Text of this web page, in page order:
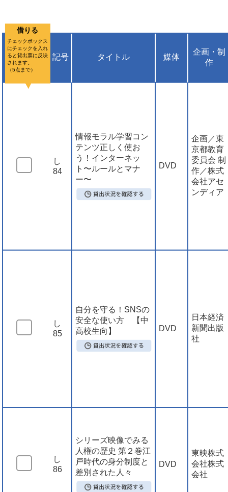
借りる
チェックボックス
にチェックを入れ
ると貸出票に反映
されます。
（5点まで）
記号 タイトル 媒体
企画・制
作
し
84
情報モラル学習コン
テンツ正しく使お
う！インターネッ
ト〜ルールとマナ
ー〜
DVD
企画／東
京都教育
委員会 制
作／株式
会社アセ
ンディア
し
85
自分を守る！SNSの
安全な使い方 【中
高校生向】
DVD
日本経済
新聞出版
社
し
86
シリーズ映像でみる
人権の歴史 第２巻江
戸時代の身分制度と
差別された人々
DVD
東映株式
会社株式
会社